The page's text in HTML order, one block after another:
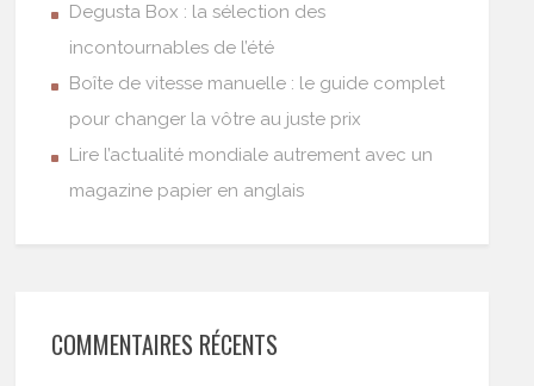
Degusta Box : la sélection des
incontournables de l’été
Boîte de vitesse manuelle : le guide complet
pour changer la vôtre au juste prix
Lire l’actualité mondiale autrement avec un
magazine papier en anglais
COMMENTAIRES RÉCENTS